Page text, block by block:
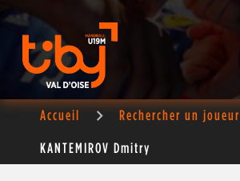
Accueil Rechercher un joueur
KANTEMIROV Dmitry